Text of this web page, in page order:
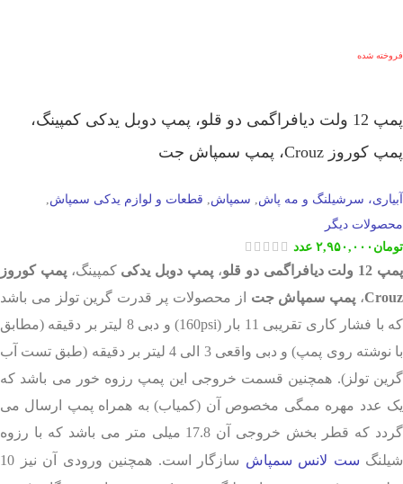
فروخته شده
پمپ 12 ولت دیافراگمی دو قلو، پمپ دوبل یدکی کمپینگ،
پمپ کوروز Crouz، پمپ سمپاش جت
آبیاری، سرشیلنگ و مه پاش, سمپاش, قطعات و لوازم یدکی سمپاش,
محصولات دیگر
تومان ۲,۹۵۰,۰۰۰ عدد
پمپ 12 ولت دیافراگمی دو قلو ، پمپ دوبل یدکی کمپینگ،پمپ کوروز
Crouz، پمپ سمپاش جت از محصولات پر قدرت گرین تولز می باشد
که با فشار کاری تقریبی 11 بار (160psi) و دبی 8 لیتر بر دقیقه (مطابق
با نوشته روی پمپ) و دبی واقعی 3 الی 4 لیتر بر دقیقه (طبق تست آب
گرین تولز). همچنین قسمت خروجی این پمپ رزوه خور می باشد که
یک عدد مهره ممگی مخصوص آن (کمیاب) به همراه پمپ ارسال می
گردد که قطر بخش خروجی آن 17.8 میلی متر می باشد که با رزوه
شیلنگ ست لانس سمپاش
سازگار است. همچنین ورودی آن نیز 10